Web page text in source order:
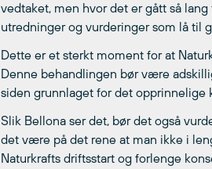
vedtaket, men hvor det er gått så
utredninger og vurderinger som lå til
Dette er et sterkt moment for at
Denne behandlingen bør være
siden grunnlaget for det opprinnelige
Slik Bellona ser det, bør det også
det være på det rene at man ikke i
Naturkrafts driftsstart og forlenge